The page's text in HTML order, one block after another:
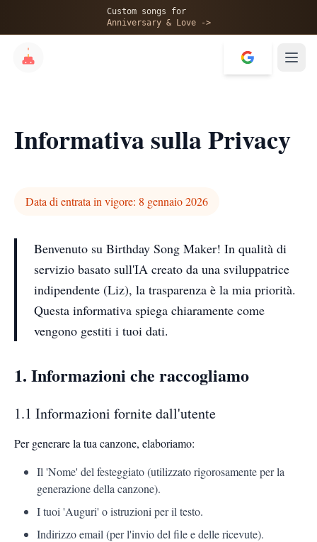
Custom songs for
Anniversary & Love ->
Informativa sulla Privacy
Data di entrata in vigore: 8 gennaio 2026
Benvenuto su Birthday Song Maker! In qualità di
servizio basato sull'IA creato da una sviluppatrice
indipendente (Liz), la trasparenza è la mia priorità.
Questa informativa spiega chiaramente come
vengono gestiti i tuoi dati.
1. Informazioni che raccogliamo
1.1 Informazioni fornite dall'utente
Per generare la tua canzone, elaboriamo:
Il 'Nome' del festeggiato (utilizzato rigorosamente per la
generazione della canzone).
I tuoi 'Auguri' o istruzioni per il testo.
Indirizzo email (per l'invio del file e delle ricevute).